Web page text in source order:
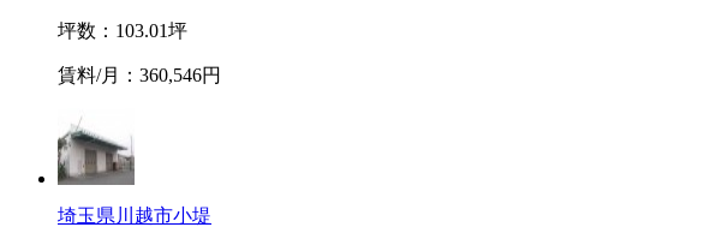
坪数：103.01坪
賃料/月：360,546円
埼玉県川越市小堤